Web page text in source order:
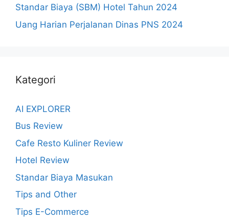
Standar Biaya (SBM) Hotel Tahun 2024
Uang Harian Perjalanan Dinas PNS 2024
Kategori
AI EXPLORER
Bus Review
Cafe Resto Kuliner Review
Hotel Review
Standar Biaya Masukan
Tips and Other
Tips E-Commerce